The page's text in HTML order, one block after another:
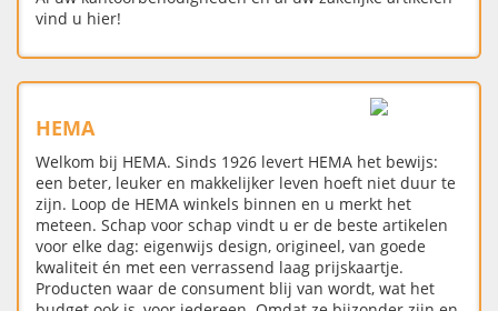
vind u hier!
HEMA
Welkom bij HEMA. Sinds 1926 levert HEMA het bewijs:
een beter, leuker en makkelijker leven hoeft niet duur te
zijn. Loop de HEMA winkels binnen en u merkt het
meteen. Schap voor schap vindt u er de beste artikelen
voor elke dag: eigenwijs design, origineel, van goede
kwaliteit én met een verrassend laag prijskaartje.
Producten waar de consument blij van wordt, wat het